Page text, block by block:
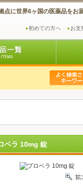
点に世界6ヶ国の医薬品をお
初めての方へ お支
ベラ 10mg 錠